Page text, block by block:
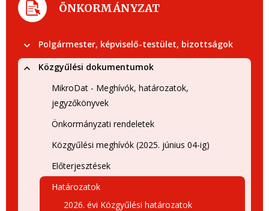
ÖNKORMÁNYZAT
Polgármester, képviselő-testület, bizottságok
Közgyűlési dokumentumok
MikroDat - Meghívók, határozatok,
jegyzőkönyvek
Önkormányzati rendeletek
Közgyűlési meghívók (2025. június 04-ig)
Előterjesztések
Határozatok
2026. évi Közgyűlési határozatok